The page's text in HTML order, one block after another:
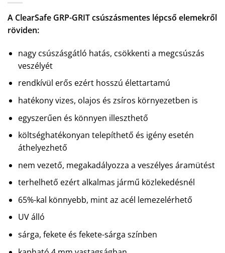
A ClearSafe GRP-GRIT csúszásmentes lépcső elemekről
röviden:
nagy csúszásgátló hatás, csökkenti a megcsúszás
veszélyét
rendkívül erős ezért hosszú élettartamú
hatékony vizes, olajos és zsíros környezetben is
egyszerűen és könnyen illeszthető
költséghatékonyan telepíthető és igény esetén
áthelyezhető
nem vezető, megakadályozza a veszélyes áramütést
terhelhető ezért alkalmas jármű közlekedésnél
65%-kal könnyebb, mint az acél lemezelérhető
UV álló
sárga, fekete és fekete-sárga színben